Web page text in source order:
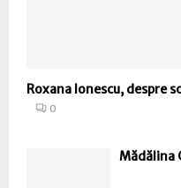
Roxana Ionescu, despre
0
Mădălina